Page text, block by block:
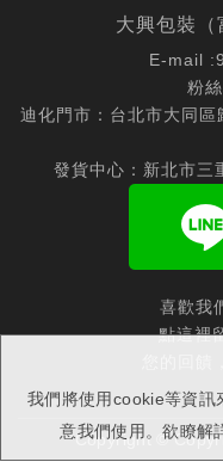
我們將使用cookie等資訊
意我們使用。欲瞭解
大興包裝（
E-mail :
粉
迪化門市：台北市大同
發貨中心：新北市
喜歡我
點這裡
您的回饋
Copyright ©